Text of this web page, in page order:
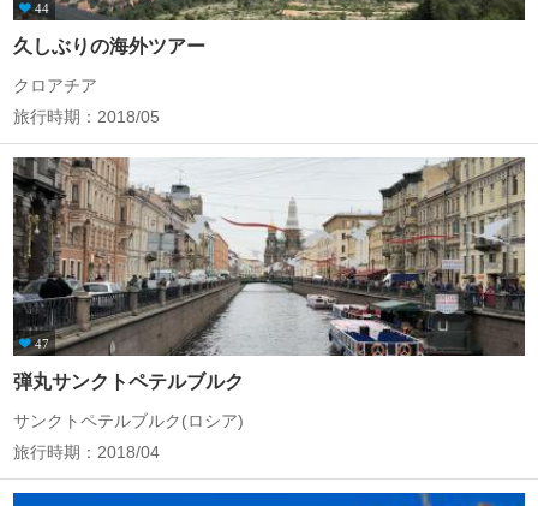
44
久しぶりの海外ツアー
クロアチア
旅行時期：2018/05
47
弾丸サンクトペテルブルク
サンクトペテルブルク(ロシア)
旅行時期：2018/04